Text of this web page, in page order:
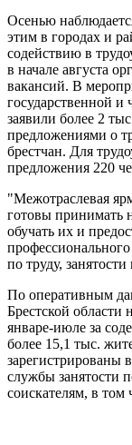
Осенью
этим в городах и
содействию в
в начале августа
вакансий. В
государственной и
заявили более 2
предложениями о
брестчан. Для
предложения 220
"Межотраслевая
готовы принимать
обучать их и
по труду,
По оперативным
Брестской области
январе-июле за
более 15,1 тыс.
зарегистрированы
службы занятости
соискателям, в том